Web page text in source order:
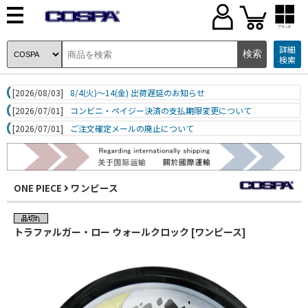
ブランド
詳細
検索
[2026/08/03]
8/4(火)～14(金) 出荷遅延のお知らせ
[2026/07/01]
コンビニ・ペイジー決済の支払期限変更について
[2026/07/01]
ご注文確定メールの廃止について
ONE PIECE ワンピース
トラファルガー・ロー ウォールクロック [ワンピース]